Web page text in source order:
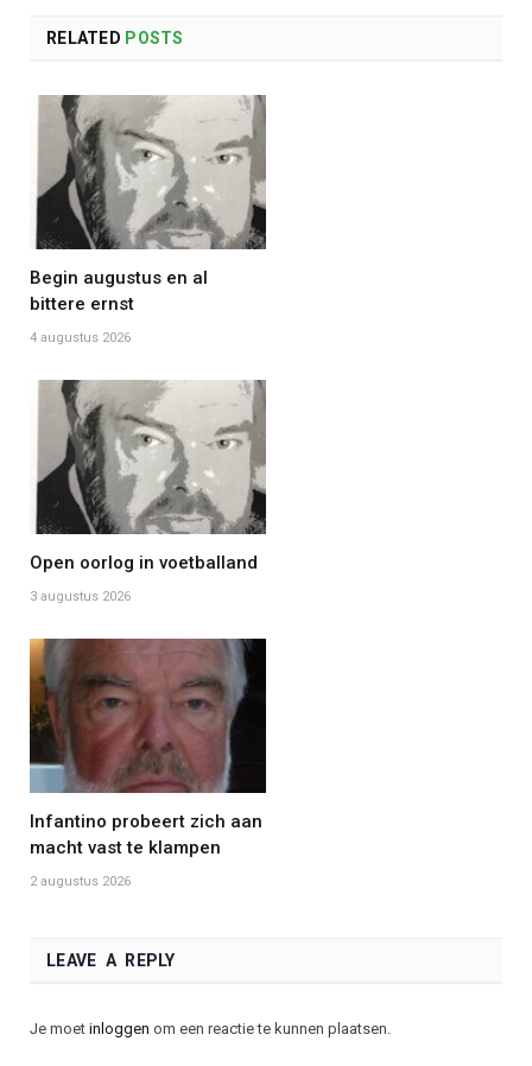
RELATED POSTS
Begin augustus en al
bittere ernst
4 augustus 2026
Open oorlog in voetballand
3 augustus 2026
Infantino probeert zich aan
macht vast te klampen
2 augustus 2026
LEAVE A REPLY
Je moet inloggen om een reactie te kunnen plaatsen.